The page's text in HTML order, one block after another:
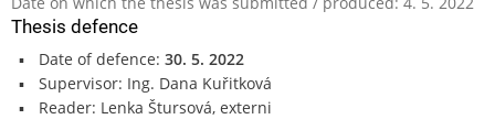
Thesis defence
Date of defence: 30. 5. 2022
Supervisor: Ing. Dana Kuřitková
Reader: Lenka Štursová, externi